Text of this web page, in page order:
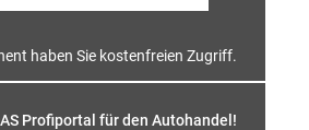
haben Sie kostenfreien Zugriff.
Profiportal für den Autohandel!